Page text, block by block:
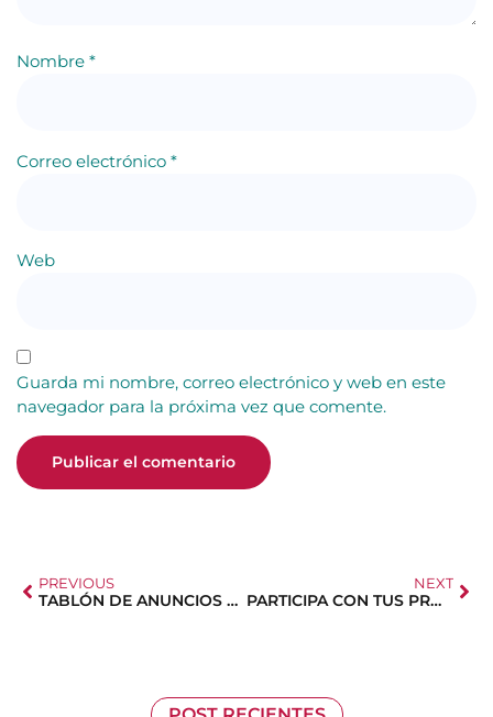
Nombre *
Correo electrónico *
Web
Guarda mi nombre, correo electrónico y web en este
navegador para la próxima vez que comente.
PREVIOUS
TABLÓN DE ANUNCIOS Y AVISOS
NEXT
PARTICIPA CON TUS PROPUESTAS